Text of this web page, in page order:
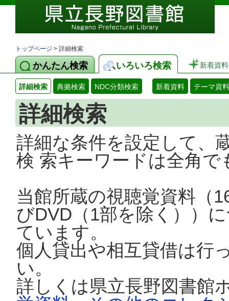
トップページ > 詳細検索
かんたん検索 いろいろ検索 新着資料
詳細検索 典拠検索 NDC分類検索 新着資料 テーマ資料
詳細検索
詳細な条件を設定して、
検 索キーワードは全角
当館所蔵の視聴覚資料（
びDVD（1部を除く））
ています。
個人貸出や相互貸借は行
い。
詳しくは県立長野図書館